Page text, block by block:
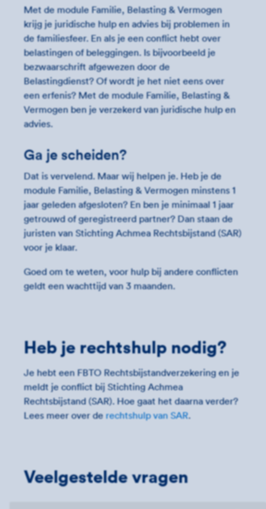
Met de module Familie, Belasting & Vermogen
krijg je juridische hulp en advies bij problemen in
de familiesfeer. En als je een conflict hebt over
belastingen of beleggingen. Is bijvoorbeeld je
bezwaarschrift afgewezen door de
Belastingdienst? Of wordt je het niet eens over
een erfenis? Met de module Familie, Belasting &
Vermogen ben je verzekerd van juridische hulp en
advies.
Ga je scheiden?
Dat is vervelend. Maar wij helpen je. Heb je de
module Familie, Belasting & Vermogen minstens 1
jaar geleden afgesloten? En ben je minimaal 1 jaar
getrouwd of geregistreerd partner? Dan staan de
juristen van Stichting Achmea Rechtsbijstand (SAR)
voor je klaar.
Goed om te weten, voor hulp bij andere conflicten
geldt een wachttijd van 3 maanden.
Heb je rechtshulp nodig?
Je hebt een FBTO Rechtsbijstandverzekering en je
meldt je conflict bij Stichting Achmea
Rechtsbijstand (SAR). Hoe gaat het daarna verder?
Lees meer over derechtshulp van SAR.
Veelgestelde vragen